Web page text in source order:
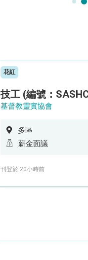
花紅
基督教靈實協會
多區
薪金面議
刊登於 20小時前